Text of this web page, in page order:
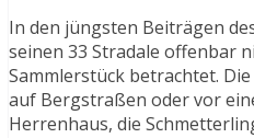
In den jüngsten Beiträgen
seinen 33 Stradale offenbar
Sammlerstück betrachtet.
auf Bergstraßen oder vor
Herrenhaus, die